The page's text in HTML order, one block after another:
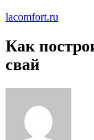
lacomfort.ru
Как
свай